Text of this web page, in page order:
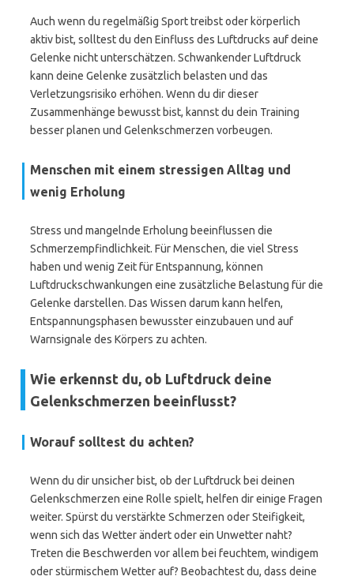
Auch wenn du regelmäßig Sport treibst oder körperlich
aktiv bist, solltest du den Einfluss des Luftdrucks auf deine
Gelenke nicht unterschätzen. Schwankender Luftdruck
kann deine Gelenke zusätzlich belasten und das
Verletzungsrisiko erhöhen. Wenn du dir dieser
Zusammenhänge bewusst bist, kannst du dein Training
besser planen und Gelenkschmerzen vorbeugen.
Menschen mit einem stressigen Alltag und
wenig Erholung
Stress und mangelnde Erholung beeinflussen die
Schmerzempfindlichkeit. Für Menschen, die viel Stress
haben und wenig Zeit für Entspannung, können
Luftdruckschwankungen eine zusätzliche Belastung für die
Gelenke darstellen. Das Wissen darum kann helfen,
Entspannungsphasen bewusster einzubauen und auf
Warnsignale des Körpers zu achten.
Wie erkennst du, ob Luftdruck deine
Gelenkschmerzen beeinflusst?
Worauf solltest du achten?
Wenn du dir unsicher bist, ob der Luftdruck bei deinen
Gelenkschmerzen eine Rolle spielt, helfen dir einige Fragen
weiter. Spürst du verstärkte Schmerzen oder Steifigkeit,
wenn sich das Wetter ändert oder ein Unwetter naht?
Treten die Beschwerden vor allem bei feuchtem, windigem
oder stürmischem Wetter auf? Beobachtest du, dass deine